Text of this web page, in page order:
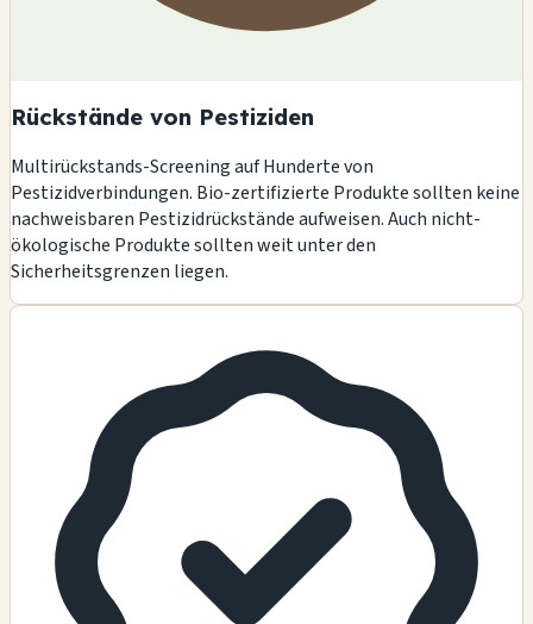
Rückstände von Pestiziden
Multirückstands-Screening auf Hunderte von
Pestizidverbindungen. Bio-zertifizierte Produkte sollten keine
nachweisbaren Pestizidrückstände aufweisen. Auch nicht-
ökologische Produkte sollten weit unter den
Sicherheitsgrenzen liegen.